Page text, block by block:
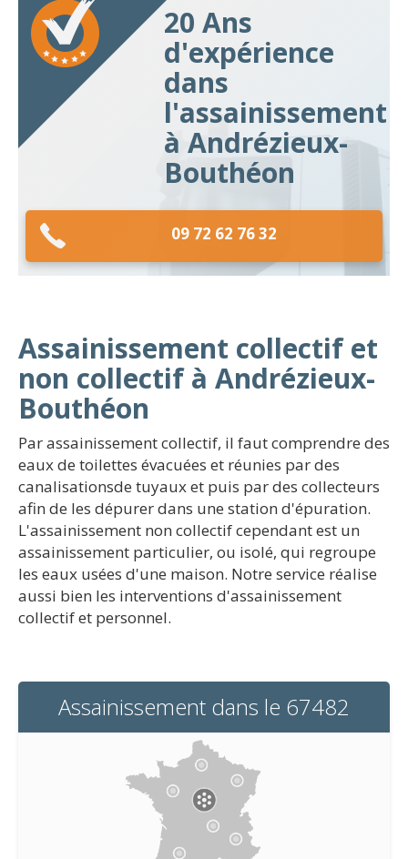
20 Ans
d'expérience
dans
l'assainissement
à Andrézieux-
Bouthéon
09 72 62 76 32
Assainissement collectif et
non collectif à Andrézieux-
Bouthéon
Par assainissement collectif, il faut comprendre des
eaux de toilettes évacuées et réunies par des
canalisationsde tuyaux et puis par des collecteurs
afin de les dépurer dans une station d'épuration.
L'assainissement non collectif cependant est un
assainissement particulier, ou isolé, qui regroupe
les eaux usées d'une maison. Notre service réalise
aussi bien les interventions d'assainissement
collectif et personnel.
Assainissement dans le 67482